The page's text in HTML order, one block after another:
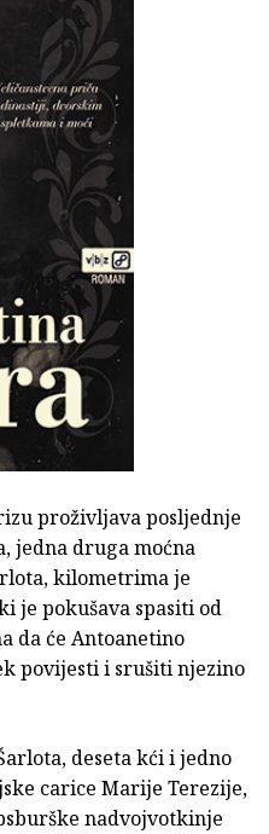
proživljava posljednje
jedna druga moćna
kilometrima je
je pokušava spasiti od
da će Antoanetino
povijesti i srušiti njezino
deseta kći i jedno
carice Marije Terezije,
nadvojvotkinje